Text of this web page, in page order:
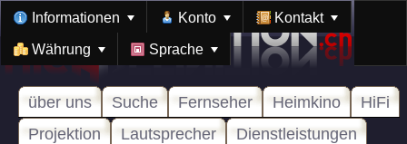
Informationen Konto Kontakt
Währung Sprache
über uns Suche Fernseher Heimkino
HiFi
Projektion
Lautsprecher
Dienstleistungen